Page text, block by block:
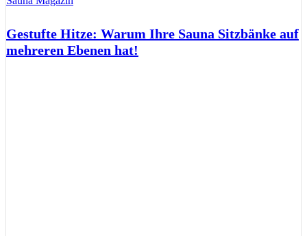
Gestufte Hitze: Warum Ihre Sauna Sitzbänke auf
mehreren Ebenen hat!